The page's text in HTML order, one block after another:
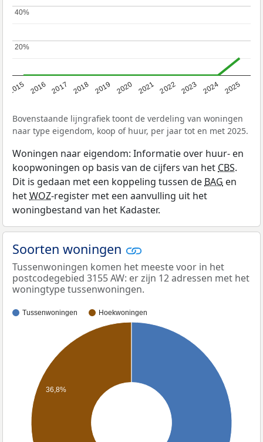
2015 2016 2017 2018 2019 2020 2021 2022 2023 2024 2025
20%
20%
40%
40%
Bovenstaande lijngrafiek toont de verdeling van woningen
naar type eigendom, koop of huur, per jaar tot en met 2025.
Woningen naar eigendom: Informatie over huur- en
koopwoningen op basis van de cijfers van het CBS.
Dit is gedaan met een koppeling tussen de BAG en
hetWOZ-register met een aanvulling uit het
woningbestand van het Kadaster.
Soorten woningen
Tussenwoningen komen het meeste voor in het
postcodegebied 3155 AW: er zijn 12 adressen met het
woningtype tussenwoningen.
Tussenwoningen Hoekwoningen
36,8%